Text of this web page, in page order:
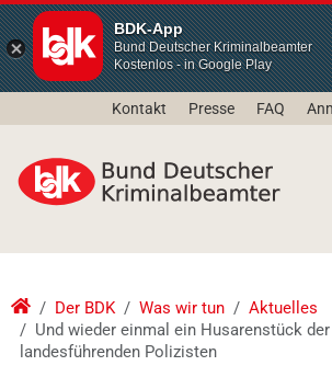
BDK-App
Bund Deutscher Kriminalbeamter
Kostenlos - in Google Play
Kontakt Presse FAQ
Der BDK Was wir tun
Aktuelles
Und wieder einmal ein Husarenstück der
landesführenden Polizisten